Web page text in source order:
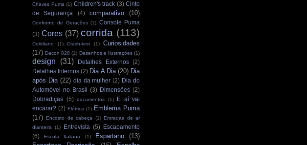
Chaves Puma (1) Children's track (3) Cinto
de Segurança
(4) comparativo (10)
Confronto de Gerações (1) Console Puma
(3) Cores (37) corrida (113)
Cotidiano (1) Crash-test (1)
Curiosidades
(17) Dacon 828 (1) Desenhos e Ilustrações (1)
design (31) Detalhes Externos (2)
Detalhes Internos (2) Dia A Dia (20) Dia
após Dia (22) dia da mulher (2) Dia do
Automóvel no Brasil
(3) Dimensões (2)
Dobradiças (5) documentos (1)
E aí vai
encarar? (2) Elétrica (1) Emblema Puma
(17) Encosto de cabeça (1) Entradas de ar
dianteira (1) Entrevista (5)
Escapamento
(6)
Escola Italiana (1) Espartano
(13)